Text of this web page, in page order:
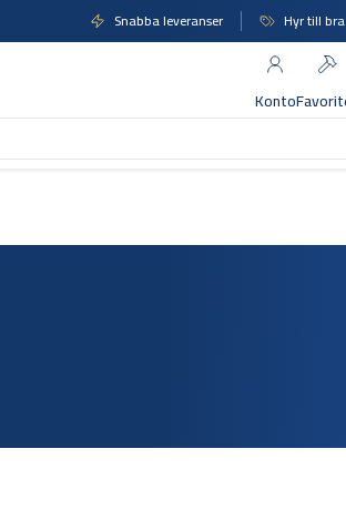
Snabba leveranser Hyr till
Konto